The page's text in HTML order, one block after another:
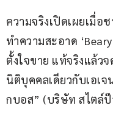
ความจริงเปิดเผยเมื่อ
ทำความสะอาด
ตั้งใจขาย แท้จริงแล้ว
นิติบุคคลเดียวกับเอเ
กบอส” (บริษัท สไตล์ป๊